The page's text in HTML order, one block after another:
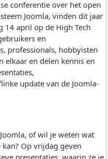
conferentie over het open
Joomla, vinden dit jaar
14 april op de High Tech
en
professionals, hobbyisten
en delen kennis en
update van de Joomla-
of wil je weten wat
Op vrijdag geven
presentaties, waarin ze je